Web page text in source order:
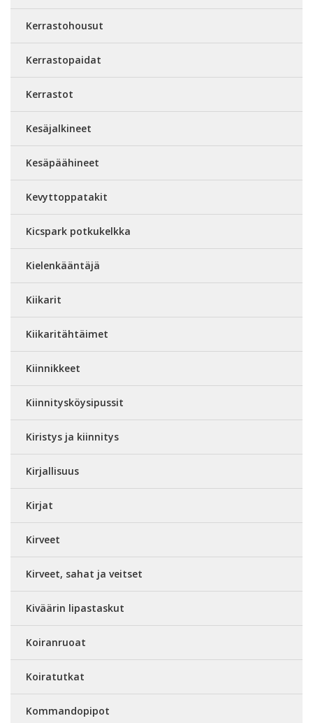
Kerrastohousut
Kerrastopaidat
Kerrastot
Kesäjalkineet
Kesäpäähineet
Kevyttoppatakit
Kicspark potkukelkka
Kielenkääntäjä
Kiikarit
Kiikaritähtäimet
Kiinnikkeet
Kiinnitysköysipussit
Kiristys ja kiinnitys
Kirjallisuus
Kirjat
Kirveet
Kirveet, sahat ja veitset
Kiväärin lipastaskut
Koiranruoat
Koiratutkat
Kommandopipot